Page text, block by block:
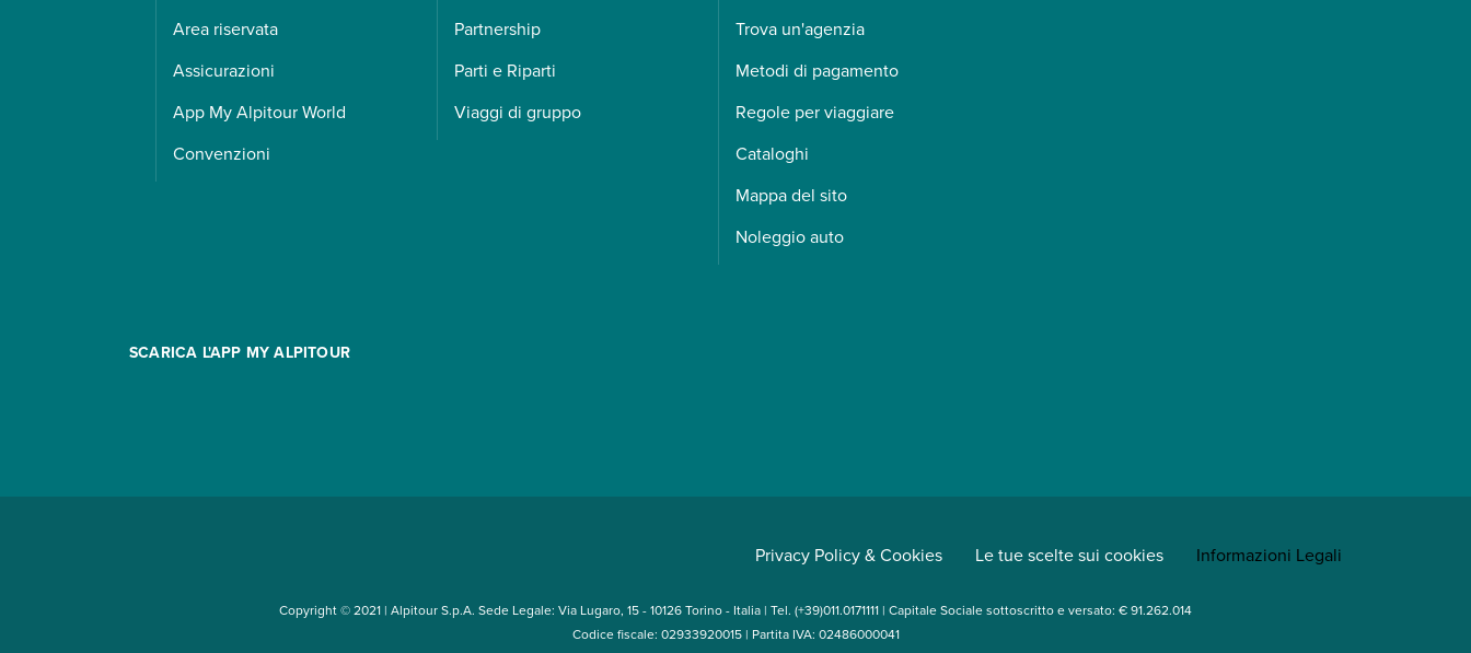
Area riservata
Assicurazioni
App My Alpitour World
Convenzioni
Partnership
Parti e Riparti
Viaggi di gruppo
Trova un'agenzia
Metodi di pagamento
Regole per viaggiare
Cataloghi
Mappa del sito
Noleggio auto
SCARICA L'APP MY ALPITOUR
Privacy Policy & Cookies Le tue scelte sui cookies Informazioni Legali
Copyright © 2021 | Alpitour S.p.A. Sede Legale: Via Lugaro, 15 - 10126 Torino - Italia | Tel. (+39)011.0171111 | Capitale Sociale sottoscritto e versato: € 91.262.014
Codice fiscale: 02933920015 | Partita IVA: 02486000041